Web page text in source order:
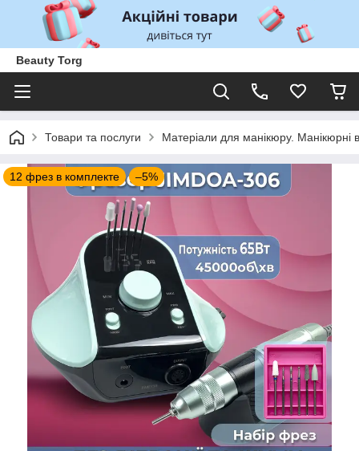
Beauty Torg
Товари та послуги Матеріали для манікюру. Манікюрні
12 фрез в комплекте –5%